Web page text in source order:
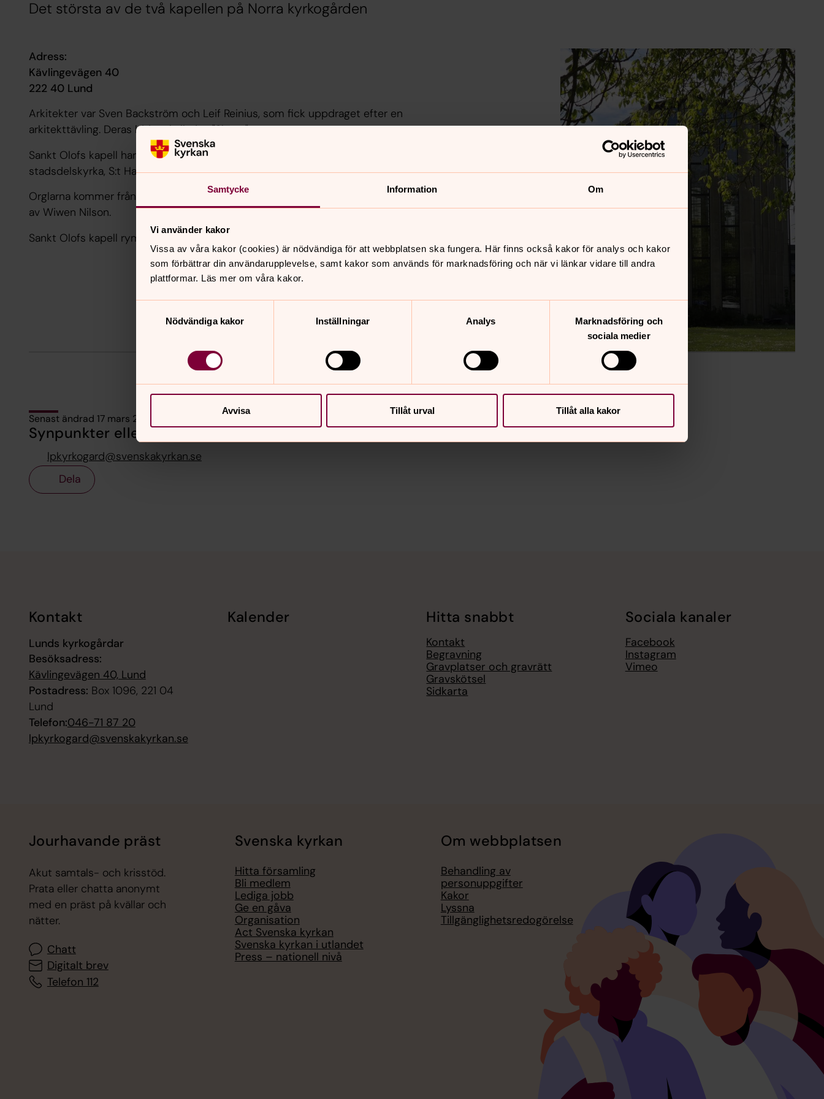
Samtycke Information Om
Vi använder kakor
Vissa av våra kakor (cookies) är nödvändiga för att webbplatsen ska fungera. Här finns också kakor för analys och kakor
som förbättrar din användarupplevelse, samt kakor som används för marknadsföring och när vi länkar vidare till andra
plattformar. Läs mer om våra kakor.
Nödvändiga kakor
Inställningar Analys
Marknadsföring och
sociala medier
Avvisa Tillåt urval Tillåt alla kakor
Det största av de två kapellen på Norra kyrkogården
Adress:
Kävlingevägen 40
222 40 Lund
Arkitekter var Sven Backström och Leif Reinius, som fick uppdraget efter en
arkitekttävling. Deras bidrag kallades "Skepp".
Sankt Olofs kapell har också använts för gudstjänster innan Norra Fäladen fick sin
stadsdelskyrka, S:t Hans kyrka.
Orglarna kommer från A Mårtenssons Orgelfabrik i Lund. Kors och altarljusstakar är gjorda
av Wiwen Nilson.
Sankt Olofs kapell rymmer 120 sittande gäster.
Senast ändrad 17 mars 2026
Synpunkter eller frågor på sidans innehåll?
lpkyrkogard@svenskakyrkan.se
Dela
Kontakt
Lunds kyrkogårdar
Besöksadress:
Kävlingevägen 40, Lund
Postadress: Box 1096, 221 04
Lund
Telefon:046-71 87 20
lpkyrkogard@svenskakyrkan.se
Kalender Hitta snabbt
Kontakt
Begravning
Gravplatser och gravrätt
Gravskötsel
Sidkarta
Sociala kanaler
Facebook
Instagram
Vimeo
Jourhavande präst
Akut samtals- och krisstöd.
Prata eller chatta anonymt
med en präst på kvällar och
nätter.
Chatt
Digitalt brev
Telefon 112
Svenska kyrkan
Hitta församling
Bli medlem
Lediga jobb
Ge en gåva
Organisation
Act Svenska kyrkan
Svenska kyrkan i utlandet
Press – nationell nivå
Om webbplatsen
Behandling av
personuppgifter
Kakor
Lyssna
Tillgänglighetsredogörelse